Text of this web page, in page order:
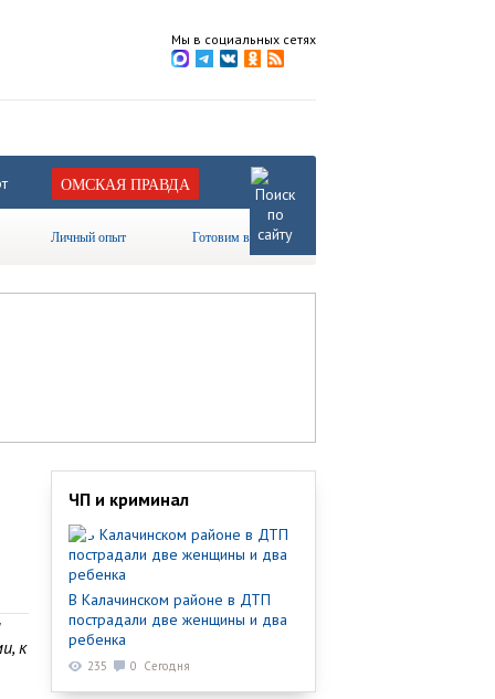
Мы в социальных сетях
ОМСКАЯ ПРАВДА
Личный опыт Готовим вместе
к
ЧП и криминал
В Калачинском районе в ДТП
пострадали две женщины и два
ребенка
235 0 Сегодня